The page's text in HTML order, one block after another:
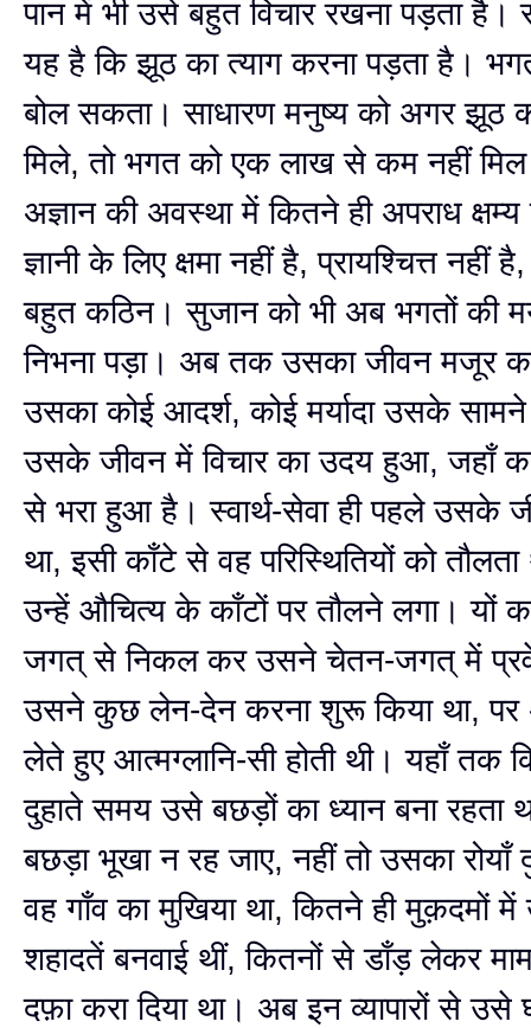
पान में भी उसे बहुत विचार रखना पड़ता है।
यह है कि झूठ का त्याग करना पड़ता है।
बोल सकता। साधारण मनुष्य को अगर झूठ
मिले, तो भगत को एक लाख से कम नहीं
अज्ञान की अवस्था में कितने ही अपराध
ज्ञानी के लिए क्षमा नहीं है, प्रायश्चित्त नहीं
बहुत कठिन। सुजान को भी अब भगतों की
निभना पड़ा। अब तक उसका जीवन मजूर
उसका कोई आदर्श, कोई मर्यादा उसके
उसके जीवन में विचार का उदय हुआ, जहाँ का
से भरा हुआ है। स्वार्थ-सेवा ही पहले उसके
था, इसी काँटे से वह परिस्थितियों को
उन्हें औचित्य के काँटों पर तौलने लगा। यों
जगत् से निकल कर उसने चेतन-जगत् में
उसने कुछ लेन-देन करना शुरू किया था, पर
लेते हुए आत्मग्लानि-सी होती थी। यहाँ तक
दुहाते समय उसे बछड़ों का ध्यान बना रहता
बछड़ा भूखा न रह जाए, नहीं तो उसका रोयाँ
वह गाँव का मुखिया था, कितने ही मुक़दमों
शहादतें बनवाई थीं, कितनों से डाँड़ लेकर
दफ़ा करा दिया था। अब इन व्यापारों से उसे